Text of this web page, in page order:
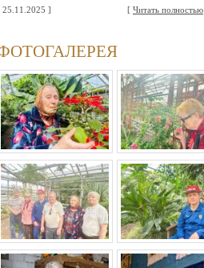
25.11.2025 ]
[ Читать полностью